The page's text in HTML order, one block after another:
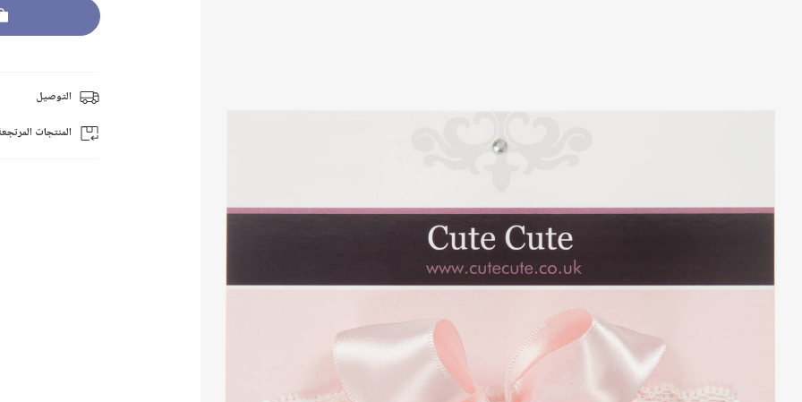
التوصيل
المنتجات